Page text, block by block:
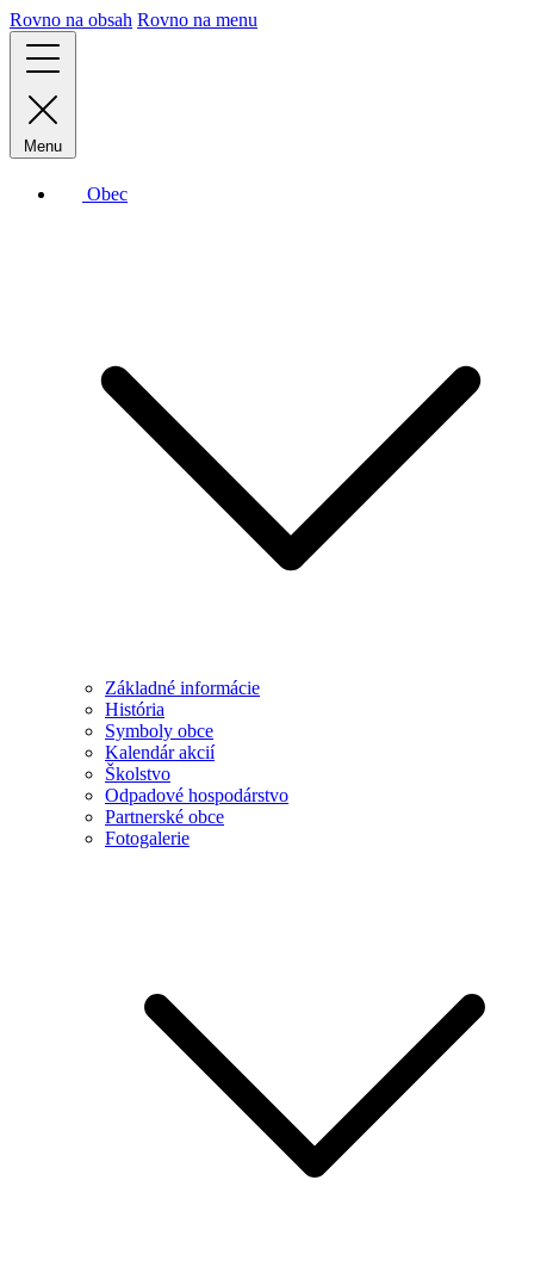
Rovno na obsah Rovno na menu
Menu
Obec
Základné informácie
História
Symboly obce
Kalendár akcií
Školstvo
Odpadové hospodárstvo
Partnerské obce
Fotogalerie